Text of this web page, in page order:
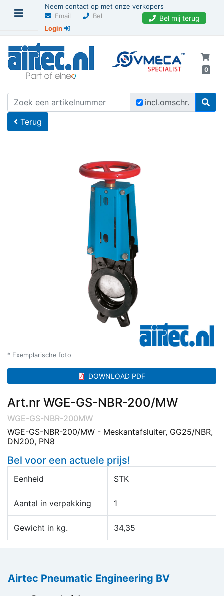
Neem contact op met onze verkopers
Email
Bel Bel mij terug
Login
0
incl.omschr.
U bevindt zich hier Home
Terug
* Exemplarische foto
DOWNLOAD PDF
Art.nr WGE-GS-NBR-200/MW
WGE-GS-NBR-200MW
WGE-GS-NBR-200/MW - Meskantafsluiter, GG25/NBR,
DN200, PN8
Bel voor een actuele prijs!
Eenheid STK
Aantal in verpakking 1
Gewicht in kg. 34,35
Airtec Pneumatic Engineering BV